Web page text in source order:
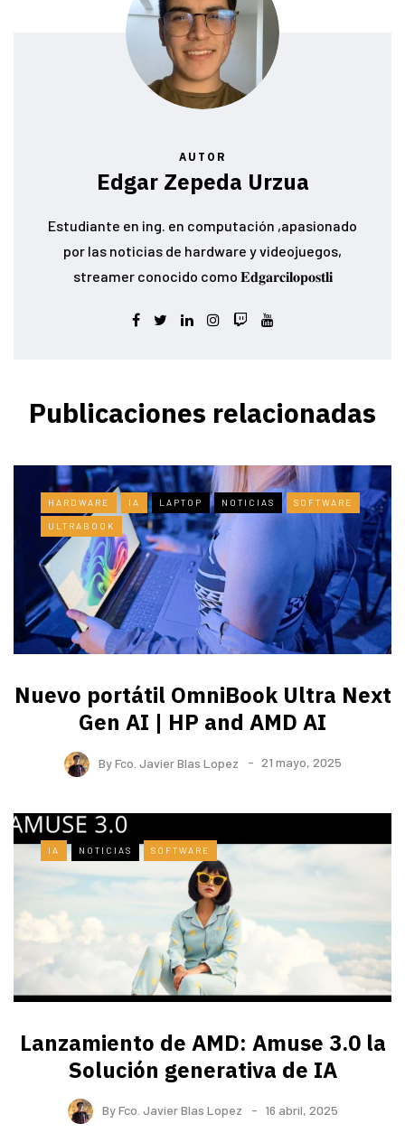
AUTOR
Edgar Zepeda Urzua
Estudiante en ing. en computación ,apasionado
por las noticias de hardware y videojuegos,
streamer conocido como 𝐄𝐝𝐠𝐚𝐫𝐜𝐢𝐥𝐨𝐩𝐨𝐬𝐭𝐥𝐢
Publicaciones relacionadas
HARDWARE IA LAPTOP NOTICIAS SOFTWARE
ULTRABOOK
Nuevo portátil OmniBook Ultra ​Next
Gen AI | HP and AMD AI
ByFco. Javier Blas Lopez 21 mayo, 2025
IA NOTICIAS SOFTWARE
Lanzamiento de AMD: Amuse 3.0 la
Solución generativa de IA
ByFco. Javier Blas Lopez 16 abril, 2025